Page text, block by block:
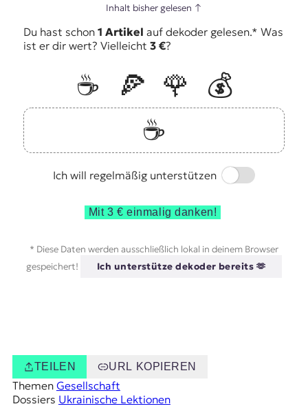
Inhalt bisher gelesen ↑
Du hast schon 1 Artikel auf dekoder gelesen.* Was
ist er dir wert? Vielleicht 3 €?
☕️ 🍕 🌹
💰
☕️
Ich will regelmäßig unterstützen
Switch
Mit 3 € einmalig danken!
* Diese Daten werden ausschließlich lokal in deinem Browser
gespeichert!
Ich unterstütze dekoder bereits 🫶
TEILEN URL KOPIEREN
Themen Gesellschaft
Dossiers Ukrainische Lektionen